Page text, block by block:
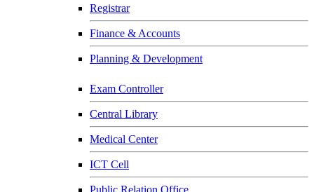
Registrar
Finance & Accounts
Planning & Development
Exam Controller
Central Library
Medical Center
ICT Cell
Public Relation Office